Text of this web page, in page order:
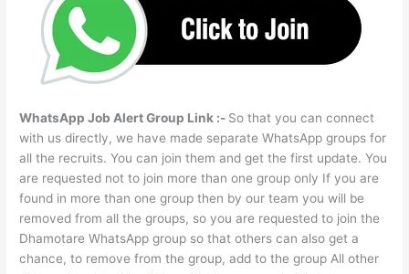
WhatsApp Job Alert Group Link :- So that you can connect
with us directly, we have made separate WhatsApp groups for
all the recruits. You can join them and get the first update. You
are requested not to join more than one group only If you are
found in more than one group then by our team you will be
removed from all the groups, so you are requested to join the
Dhamotare WhatsApp group so that others can also get a
chance, to remove from the group, add to the group All other